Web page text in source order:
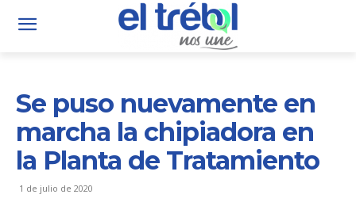
Se puso nuevamente en
marcha la chipiadora en
la Planta de Tratamiento
1 de julio de 2020